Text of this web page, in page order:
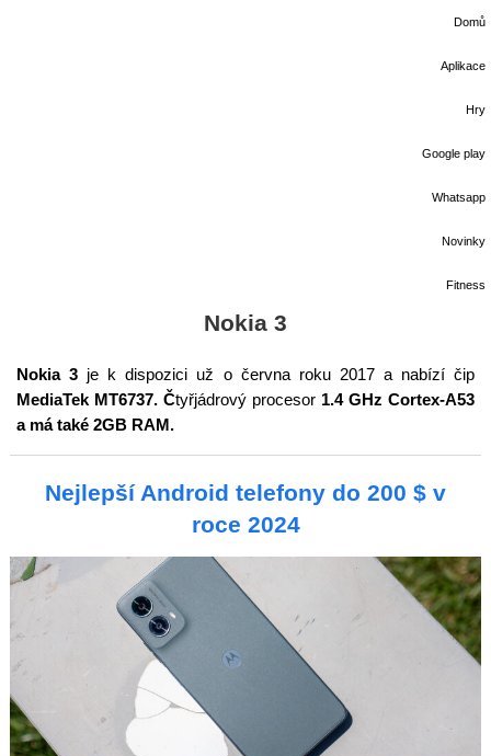
Domů
Aplikace
Hry
Google play
Whatsapp
Novinky
Fitness
Nokia 3
Nokia 3 je k dispozici už o června roku 2017 a nabízí čip
MediaTek MT6737. Čtyřjádrový procesor 1.4 GHz Cortex-A53
a má také 2GB RAM.
Nejlepší Android telefony do 200 $ v
roce 2024